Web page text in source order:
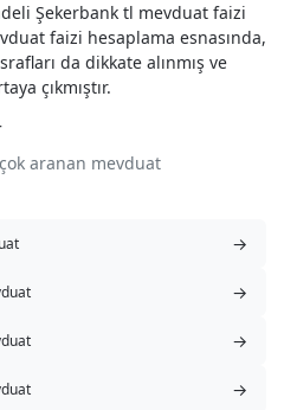
Şekerbank tl mevduat faizi
faizi hesaplama esnasında,
da dikkate alınmış ve
çıkmıştır.
aranan mevduat
→
→
→
→